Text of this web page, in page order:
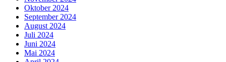
Oktober 2024
September 2024
August 2024
Juli 2024
Juni 2024
Mai 2024